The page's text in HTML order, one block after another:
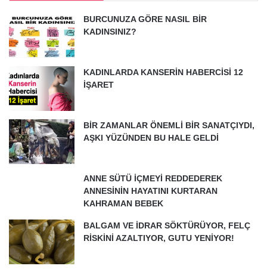
BURCUNUZA GÖRE NASIL BİR
KADINSINIZ?
KADINLARDA KANSERİN HABERCİSİ 12
İŞARET
BİR ZAMANLAR ÖNEMLİ BİR SANATÇIYDI,
AŞKI YÜZÜNDEN BU HALE GELDİ
ANNE SÜTÜ İÇMEYİ REDDEDEREK
ANNESİNİN HAYATINI KURTARAN
KAHRAMAN BEBEK
BALGAM VE İDRAR SÖKTÜRÜYOR, FELÇ
RİSKİNİ AZALTIYOR, GUTU YENİYOR!